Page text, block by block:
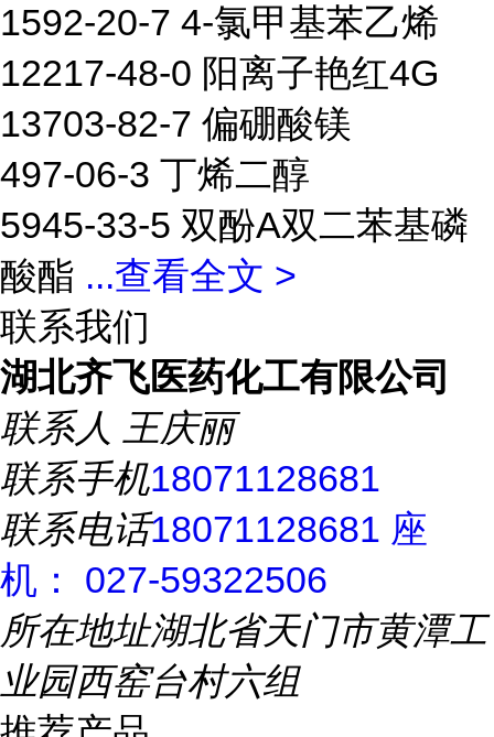
1592-20-7 4-氯甲基苯乙烯
12217-48-0 阳离子艳红4G
13703-82-7 偏硼酸镁
497-06-3 丁烯二醇
5945-33-5 双酚A双二苯基磷
酸酯 ...查看全文 >
联系我们
湖北齐飞医药化工有限公司
联系人 王庆丽
联系手机18071128681
联系电话18071128681 座
机： 027-59322506
所在地址湖北省天门市黄潭工
业园西窑台村六组